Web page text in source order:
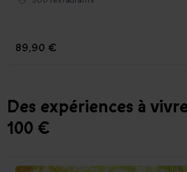
89,90 €
Des expériences à
100 €